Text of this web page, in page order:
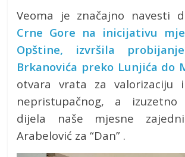
Veoma je značajno navesti
Crne Gore na inicijativu
Opštine, izvršila
Brkanovića preko Lunjića do
otvara vrata za valorizaciju
nepristupačnog, a izuzetno
dijela naše mjesne
Arabelović za “Dan” .